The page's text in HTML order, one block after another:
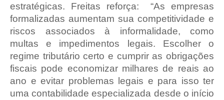
estratégicas. Freitas reforça: “As empresas
formalizadas aumentam sua competitividade e
riscos associados à informalidade, como
multas e impedimentos legais. Escolher o
regime tributário certo e cumprir as obrigações
fiscais pode economizar milhares de reais ao
ano e evitar problemas legais e para isso ter
uma contabilidade especializada desde o início